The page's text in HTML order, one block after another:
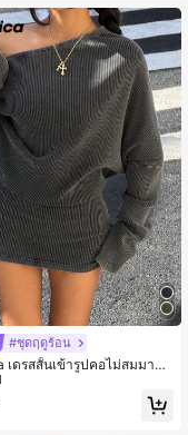
#ชุดฤดูร้อน
เดรสสั้นเข้ารูปคอไม่สมมาตร
รับผู้หญิง